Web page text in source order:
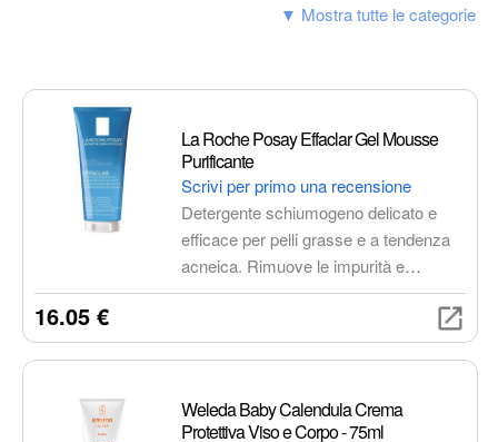
Bagno e corpo
Attrezzature per saloni e spa
Arborist merchandising root
▼ Mostra tutte le categorie
La Roche Posay Effaclar Gel Mousse
Purificante
Scrivi per primo una recensione
Detergente schiumogeno delicato e
efficace per pelli grasse e a tendenza
acneica. Rimuove le impurità e
l'eccesso di sebo, senza seccare o
fresca e idratata.
16.05 €
Weleda Baby Calendula Crema
Protettiva Viso e Corpo - 75ml